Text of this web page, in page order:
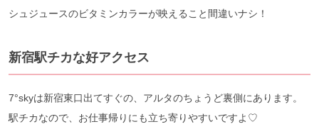
シュジュースのビタミンカラーが映えること間違いナシ！
新宿駅チカな好アクセス
7°skyは新宿東口出てすぐの、アルタのちょうど裏側にあります。
駅チカなので、お仕事帰りにも立ち寄りやすいですよ♡